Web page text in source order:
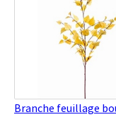
Branche feuillage